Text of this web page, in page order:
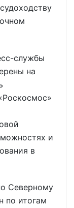
службы
на
и
в
Северному
по итогам